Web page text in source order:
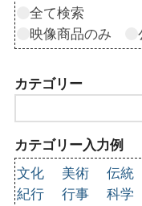
全て検索
映像商品のみ
カテゴリー
カテゴリー入力例
文化
美術 伝統
紀行
行事 科学